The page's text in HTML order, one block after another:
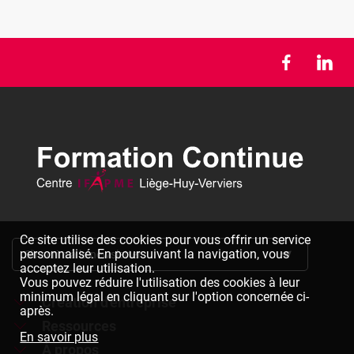
Ce site utilise des cookies pour vous offrir un service
personnalisé. En poursuivant la navigation, vous
acceptez leur utilisation.
Vous pouvez réduire l'utilisation des cookies à leur
minimum légal en cliquant sur l'option concernée ci-
après.
En savoir plus
S'inscrire à la newsletter
Création d'entreprise
Formations à la création d'entreprise
À propos